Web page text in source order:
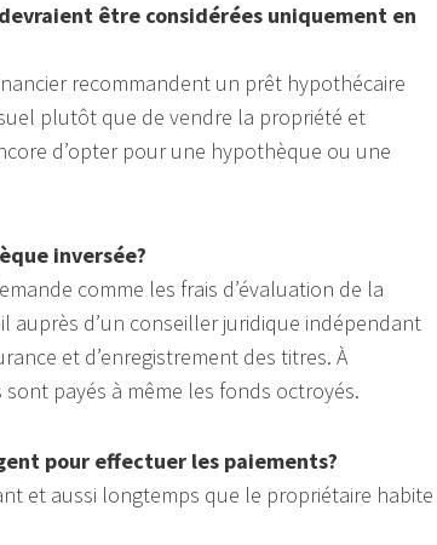
être considérées uniquement en
recommandent un prêt hypothécaire
plutôt que de vendre la propriété et
d’opter pour une hypothèque ou une
inversée?
comme les frais d’évaluation de la
auprès d’un conseiller juridique indépendant
et d’enregistrement des titres. À
sont payés à même les fonds octroyés.
pour effectuer les paiements?
et aussi longtemps que le propriétaire habite